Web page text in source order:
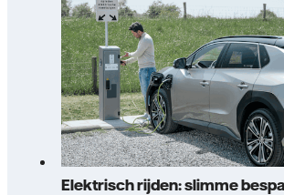
Elektrisch rijden: slimme